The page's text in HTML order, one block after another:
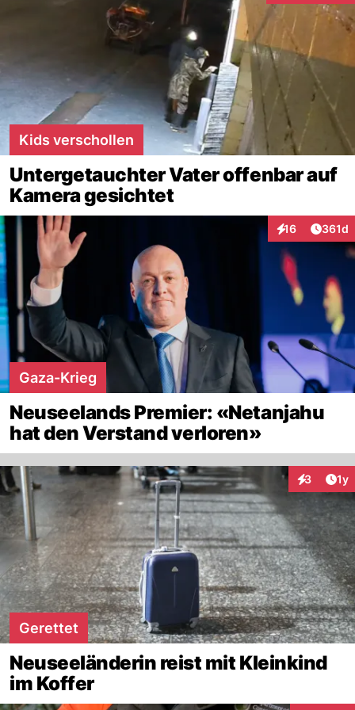
Kids verschollen
Untergetauchter Vater offenbar auf
Kamera gesichtet
16
Interaktionen
361d
Gaza-Krieg
Neuseelands Premier: «Netanjahu
hat den Verstand verloren»
3 1y
Gerettet
Neuseeländerin reist mit Kleinkind
im Koffer